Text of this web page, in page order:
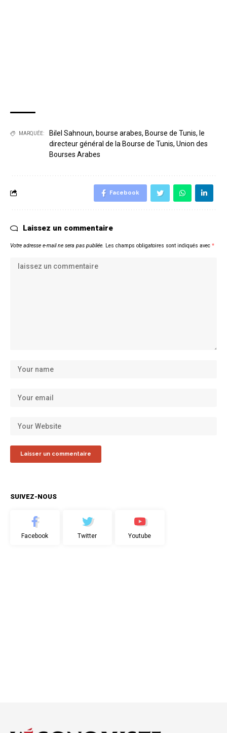
MARQUÉE: Bilel Sahnoun, bourse arabes, Bourse de Tunis, le
directeur général de la Bourse de Tunis, Union des
Bourses Arabes
Facebook
Laissez un commentaire
Votre adresse e-mail ne sera pas publiée. Les champs obligatoires sont indiqués avec *
SUIVEZ-NOUS
Facebook Twitter Youtube